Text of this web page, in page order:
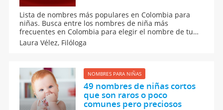
Lista de nombres más populares en Colombia para
niñas. Busca entre los nombres de niña más
frecuentes en Colombia para elegir el nombre de tu
bebé. Te contamos los nombres femeninos más
usados y preferidos por los padres colombianos para
Laura Vélez, Filóloga
NOMBRES PARA NIÑAS
49 nombres de niñas cortos
que son raros o poco
comunes pero preciosos